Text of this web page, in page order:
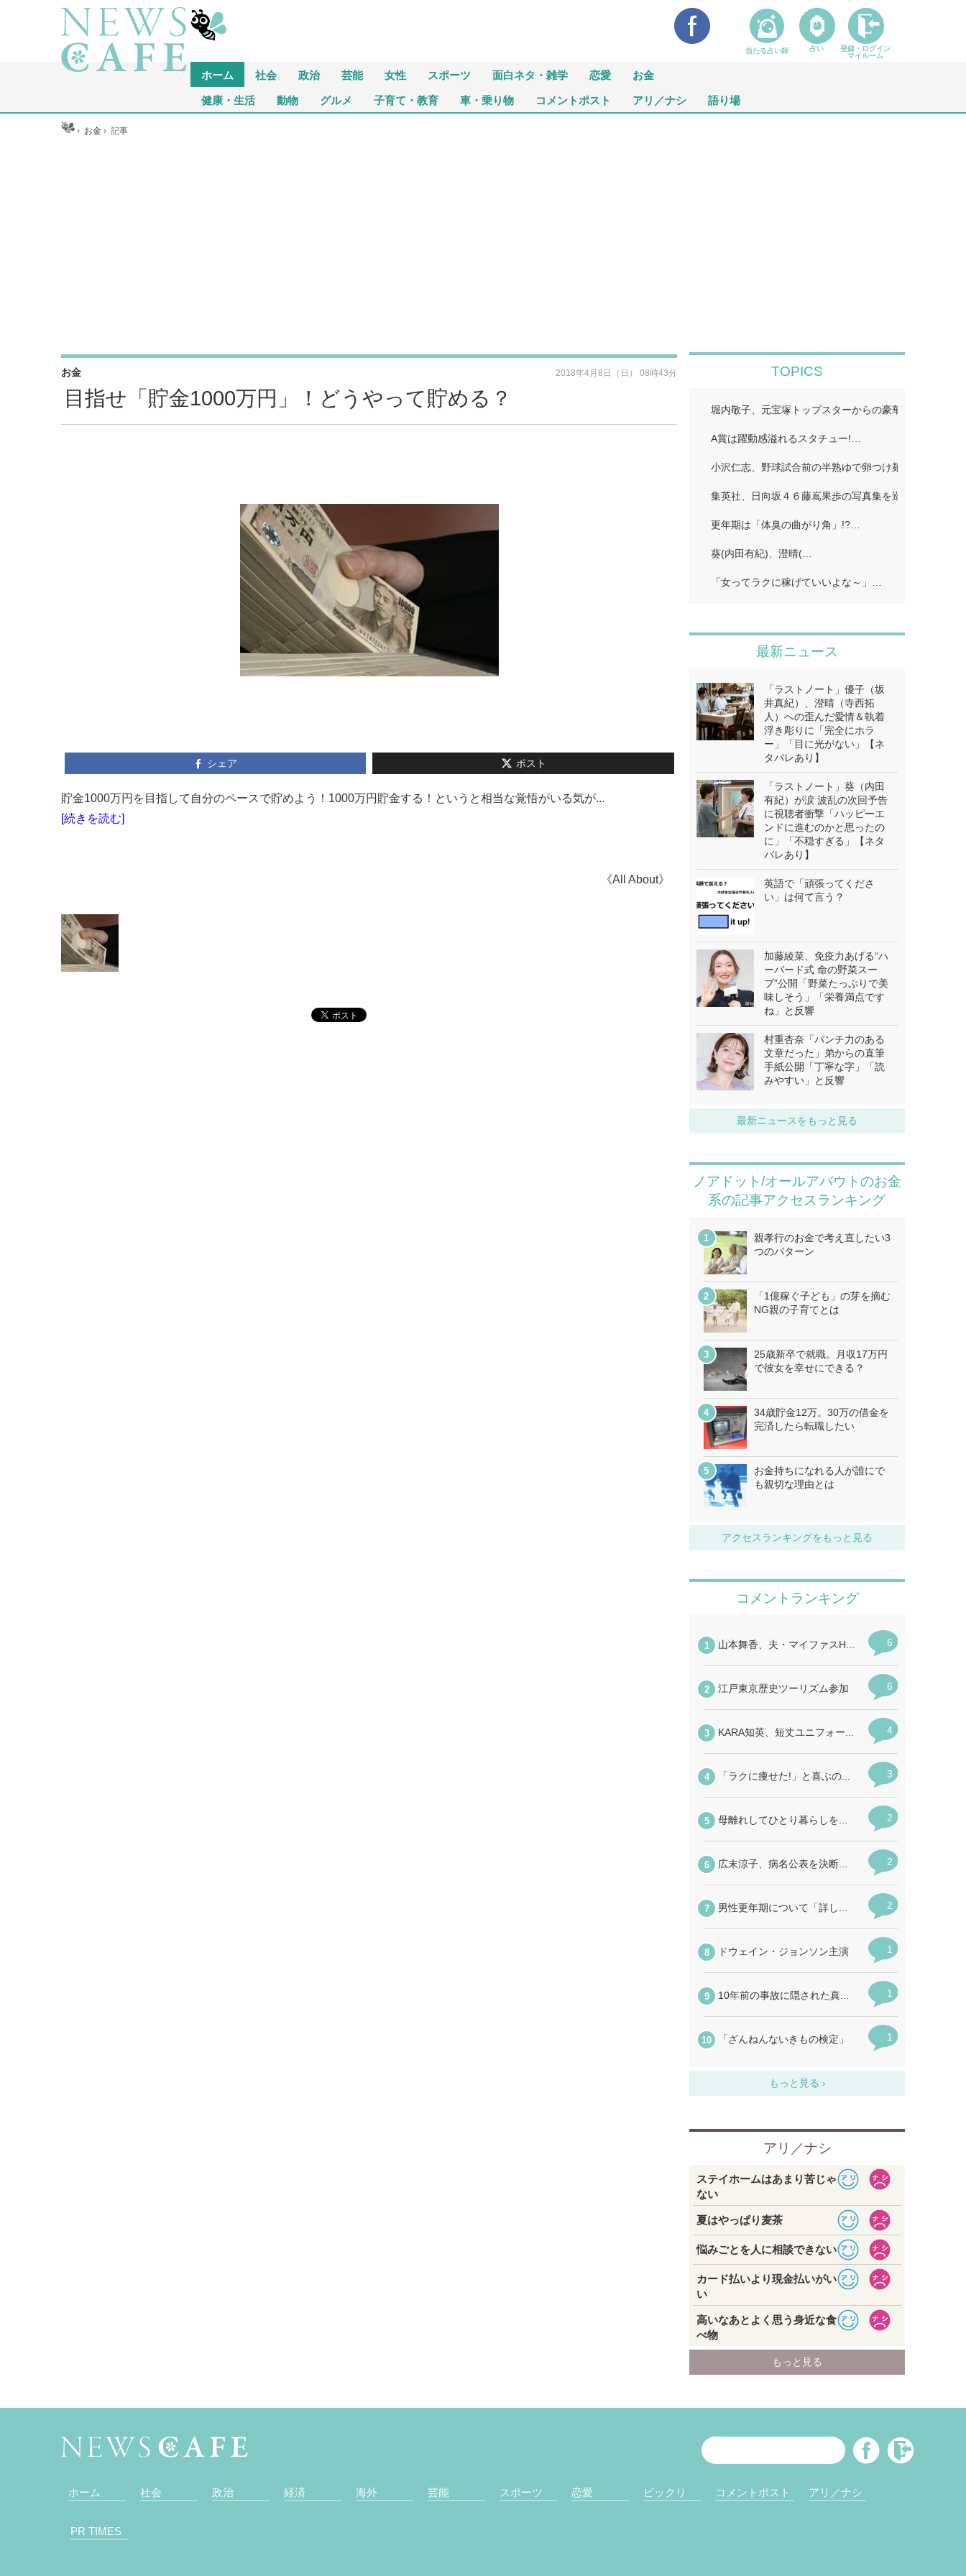
ホーム 社会 政治 芸能 女性 スポーツ 面白ネタ・雑学 恋愛 お金
健康・生活 動物 グルメ 子育て・教育 車・乗り物 コメントポスト アリ／ナシ 語り場
ホーム › お金 ›記事
目指せ「貯金1000万円」！どうやって貯める？
お金 2018年4月8日（日） 08時43分
シェア ポスト
貯金1000万円を目指して自分のペースで貯めよう！1000万円貯金する！というと相当な覚悟がいる気が...
[続きを読む]
《All About》
TOPICS
堀内敬子、元宝塚トップスターからの豪華差し入れ披
A賞は躍動感溢れるスタチュー!…
小沢仁志、野球試合前の半熟ゆで卵つけ麺披露「たっ
集英社、日向坂４６藤嶌果歩の写真集を巡り声明発表
更年期は「体臭の曲がり角」!?…
葵(内田有紀)、澄晴(…
「女ってラクに稼げていいよな～」…
最新ニュース
「ラストノート」優子（坂
井真紀）、澄晴（寺西拓
人）への歪んだ愛情＆執着
浮き彫りに「完全にホラ
ー」「目に光がない」【ネ
タバレあり】
「ラストノート」葵（内田
有紀）が涙 波乱の次回予告
に視聴者衝撃「ハッピーエ
ンドに進むのかと思ったの
に」「不穏すぎる」【ネタ
バレあり】
英語で「頑張ってくださ
い」は何て言う？
加藤綾菜、免疫力あげる“ハ
ーバード式 命の野菜スー
プ”公開「野菜たっぷりで美
味しそう」「栄養満点です
ね」と反響
村重杏奈「パンチ力のある
文章だった」弟からの直筆
手紙公開「丁寧な字」「読
みやすい」と反響
最新ニュースをもっと見る
ノアドット/オールアバウトのお金
系の記事アクセスランキング
親孝行のお金で考え直したい3
つのパターン
「1億稼ぐ子ども」の芽を摘む
NG親の子育てとは
25歳新卒で就職。月収17万円
で彼女を幸せにできる？
34歳貯金12万。30万の借金を
完済したら転職したい
お金持ちになれる人が誰にで
も親切な理由とは
アクセスランキングをもっと見る
ホーム 社会 政治 経済 海外 芸能 スポーツ 恋愛 ビックリ コメントポスト アリ／ナシ
PR TIMES
当たる占い師 占い
登録・ログイン
マイルーム